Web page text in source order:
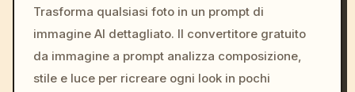
colors, 8k --v 6.0
Trasforma qualsiasi foto in un prompt di
immagine AI dettagliato. Il convertitore gratuito
da immagine a prompt analizza composizione,
stile e luce per ricreare ogni look in pochi